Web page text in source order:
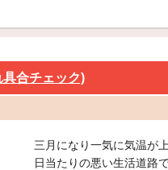
合チェック)
三月になり一気に気温が
日当たりの悪い生活道路